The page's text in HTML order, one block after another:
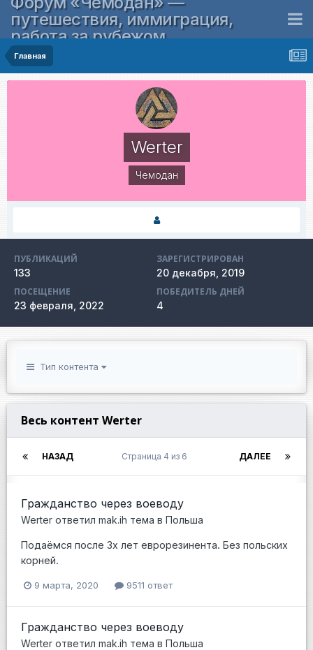
путешествия, иммиграция,
работа за рубежом
Главная
Werter
Чемодан
ПУБЛИКАЦИЙ
133
ЗАРЕГИСТРИРОВАН
20 декабря, 2019
ПОСЕЩЕНИЕ
23 февраля, 2022
ПОБЕДИТЕЛЬ ДНЕЙ
4
Тип контента
Весь контент Werter
НАЗАД ДАЛЕЕ
Страница 4 из 6
Гражданство через воеводу
Werter ответил mak.ih тема в Польша
Подаёмся после 3х лет еврорезинента. Без польских
корней.
9 марта, 2020 9511 ответ
Гражданство через воеводу
Werter ответил mak.ih тема в Польша